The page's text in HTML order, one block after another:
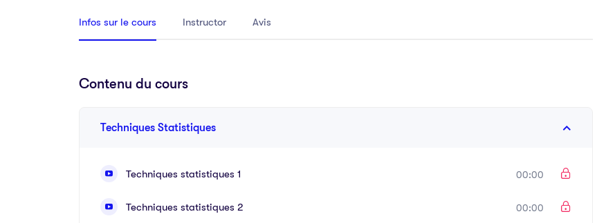
Infos sur le cours Instructor Avis
Contenu du cours
Techniques Statistiques
Techniques statistiques 1 00:00
Techniques statistiques 2 00:00